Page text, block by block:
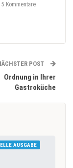
5 Kommentare
POST
Ordnung in Ihrer
Gastroküche
AUSGABE